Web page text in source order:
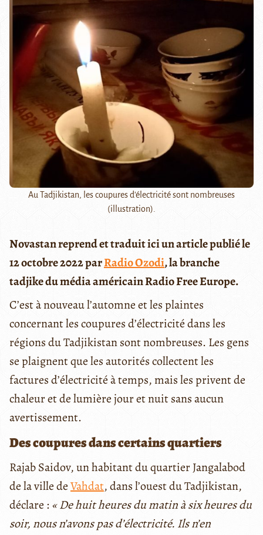
Au Tadjikistan, les coupures d'électricité sont nombreuses
(illustration).
Novastan reprend et traduit ici un article publié le
12 octobre 2022 parRadio Ozodi, la branche
tadjike du média américain Radio Free Europe.
C’est à nouveau l’automne et les plaintes
concernant les coupures d’électricité dans les
régions du Tadjikistan sont nombreuses. Les gens
se plaignent que les autorités collectent les
factures d’électricité à temps, mais les privent de
chaleur et de lumière jour et nuit sans aucun
avertissement.
Des coupures dans certains quartiers
Rajab Saidov, un habitant du quartier Jangalabod
de la ville deVahdat, dans l’ouest du Tadjikistan,
déclare : «De huit heures du matin à six heures du
soir, nous n’avons pas d’électricité. Ils n’en